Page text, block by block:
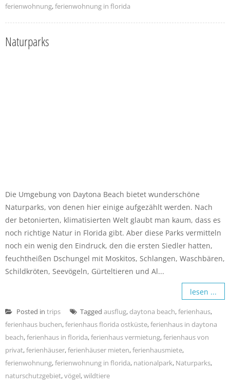
ferienwohnung,ferienwohnung in florida
Naturparks
Die Umgebung von Daytona Beach bietet wunderschöne
Naturparks, von denen hier einige aufgezählt werden. Nach
der betonierten, klimatisierten Welt glaubt man kaum, dass es
noch richtige Natur in Florida gibt. Aber diese Parks vermitteln
noch ein wenig den Eindruck, den die ersten Siedler hatten,
feuchtheißen Dschungel mit Moskitos, Schlangen, Waschbären,
Schildkröten, Seevögeln, Gürteltieren und Al...
lesen ...
Posted in trips Tagged ausflug,daytona beach,ferienhaus,
ferienhaus buchen,ferienhaus florida ostküste,ferienhaus in daytona
beach,ferienhaus in florida,ferienhaus vermietung,ferienhaus von
privat,ferienhäuser,ferienhäuser mieten,ferienhausmiete,
ferienwohnung,ferienwohnung in florida, nationalpark, Naturparks,
naturschutzgebiet,vögel,wildtiere